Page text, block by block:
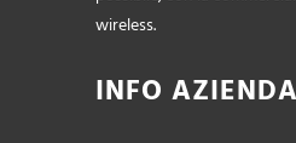
wireless.
INFO AZIENDA